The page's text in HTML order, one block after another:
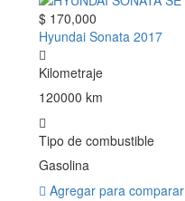
$ 170,000
Hyundai Sonata 2017
Kilometraje
120000 km
Tipo de combustible
Gasolina
Agregar para comparar